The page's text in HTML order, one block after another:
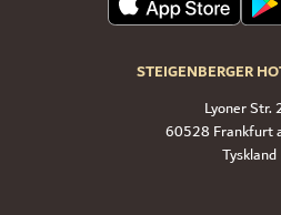
STEIGENBERGER
Lyoner Str.
60528 Frankfurt
Tyskland